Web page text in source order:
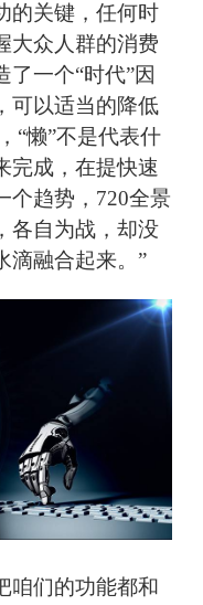
的关键，任何时
大众人群的消费
一个“时代”因
可以适当的降低
“懒”不是代表什
完成，在提快速
个趋势，720全景
各自为战，却没
滴融合起来。”
咱们的功能都和